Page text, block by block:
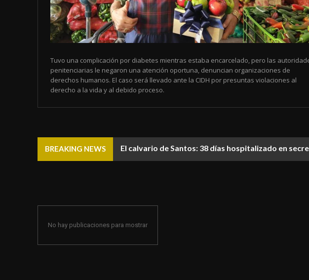
Tuvo una complicación por diabetes mientras estaba encarcelado, pero las
penitenciarias le negaron una atención oportuna, denuncian organizaciones de
derechos humanos. El caso será llevado ante la CIDH por presuntas violaciones al
derecho a la vida y al debido proceso.
BREAKING NEWS El calvario de Santos: 38 días hospitalizado en
No hay publicaciones para mostrar